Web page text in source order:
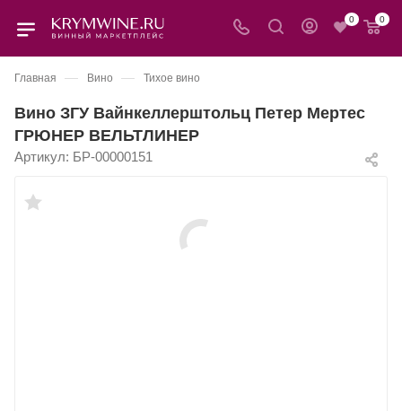
0 0
Главная — Вино — Тихое вино
Вино ЗГУ Вайнкеллерштольц Петер Мертес
ГРЮНЕР ВЕЛЬТЛИНЕР
Артикул: БР-00000151